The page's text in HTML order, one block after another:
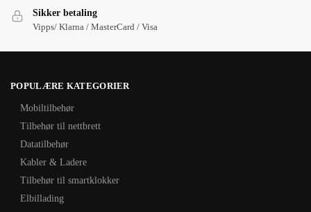
Sikker betaling
Vipps/ Klarna / MasterCard / Visa
POPULÆRE KATEGORIER
Mobiltilbehør
Tilbehør til nettbrett
Datatilbehør
Kabler & Ladere
Tilbehør til smartklokker
Elbillading